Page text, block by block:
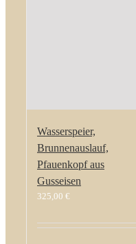
Wasserspeier,
Brunnenauslauf,
Pfauenkopf aus
Gusseisen
325,00 €